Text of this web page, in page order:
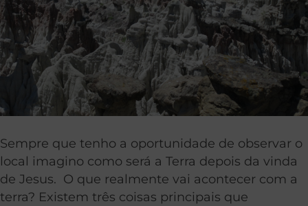
Sempre que tenho a oportunidade de observar o
local imagino como será a Terra depois da vinda
de Jesus. O que realmente vai acontecer com a
terra? Existem três coisas principais que